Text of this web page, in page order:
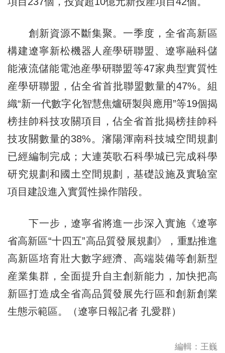
創新資源不斷集聚。一季度，全省高新區
構建遼寧新松機器人産學研聯盟、遼寧融科儲
能液流儲能電池産學研聯盟等47家典型實質性
産學研聯盟，佔全省首批聯盟數量的47%。組
織“新一代數字化智慧焦爐研製與應用”等19個揭
榜挂帥科技攻關項目，佔全省首批揭榜挂帥科
技攻關數量的38%。瀋陽渾南科技城空間規劃
已經編制完成；大連英歌石科學城已完成科學
研究規劃和國土空間規劃，基礎設施及實驗室
項目建設進入實質性操作階段。
下一步，遼寧省將進一步深入實施《遼寧
省高新區“十四五”高品質發展規劃》，重點推進
高新區培育壯大數字經濟、高端裝備等創新型
産業集群，全面提升自主創新能力，加快把高
新區打造成全省高品質發展先行區和創新創業
生態示範區。（遼寧日報記者 孔愛群）
編輯：王巍